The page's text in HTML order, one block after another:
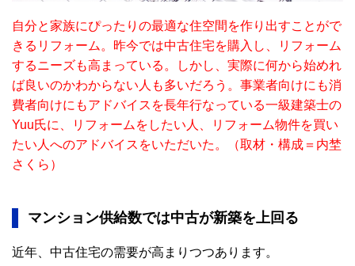
自分と家族にぴったりの最適な住空間を作り出すことがで
きるリフォーム。昨今では中古住宅を購入し、リフォーム
するニーズも高まっている。しかし、実際に何から始めれ
ば良いのかわからない人も多いだろう。事業者向けにも消
費者向けにもアドバイスを長年行なっている一級建築士の
Yuu氏に、リフォームをしたい人、リフォーム物件を買い
たい人へのアドバイスをいただいた。（取材・構成＝内埜
さくら）
マンション供給数では中古が新築を上回る
近年、中古住宅の需要が高まりつつあります。